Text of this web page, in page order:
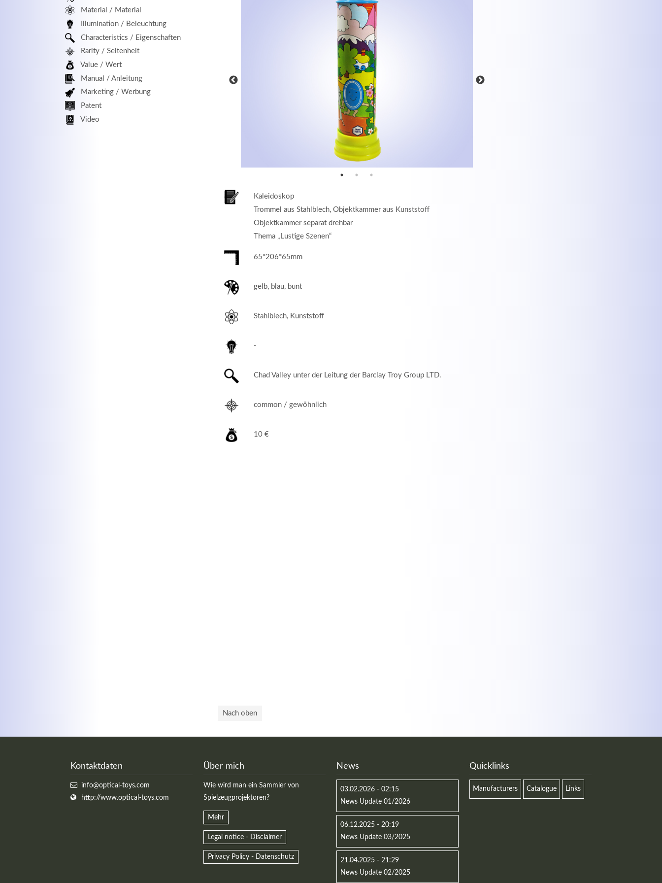
Kaleidoskop
Trommel aus Stahlblech, Objektkammer aus Kunststoff
Objektkammer separat drehbar
Thema „Lustige Szenen“
65*206*65mm
gelb, blau, bunt
Stahlblech, Kunststoff
-
Chad Valley unter der Leitung der Barclay Troy Group LTD.
common / gewöhnlich
10 €
Nach oben
Material / Material
Illumination / Beleuchtung
Characteristics / Eigenschaften
Rarity / Seltenheit
Value / Wert
Manual / Anleitung
Marketing / Werbung
Patent
Video
Kontaktdaten
info@optical-toys.com
http://www.optical-toys.com
Über mich
Wie wird man ein Sammler von
Spielzeugprojektoren?
Mehr
Legal notice - Disclaimer
Privacy Policy - Datenschutz
News
03.02.2026 - 02:15
News Update 01/2026
06.12.2025 - 20:19
News Update 03/2025
21.04.2025 - 21:29
News Update 02/2025
Quicklinks
Manufacturers Catalogue Links
MEHR INFOS MEHR INFOS
Kontaktdaten